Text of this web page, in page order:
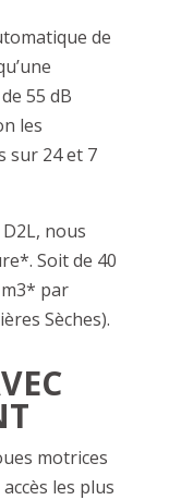
de
55 dB
les
sur 24 et 7
nous
Soit de 40
par
Sèches).
motrices
les plus